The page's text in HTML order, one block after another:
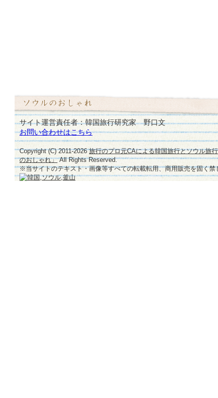
サイト運営責任者：韓国旅行研究家 野口文
お問い合わせはこちら
Copyright (C) 2011-2026旅行のプロ元CAによる韓国旅行とソウル旅
のおしゃれ」All Rights Reserved.
※当サイトのテキスト・画像等すべての転載転用、商用販売を固く禁